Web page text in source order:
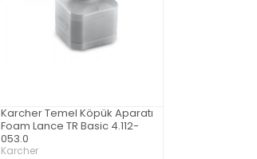
Karcher Temel Köpük Aparatı
Foam Lance TR Basic 4.112-
053.0
Karcher